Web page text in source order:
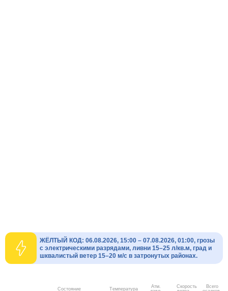
ЖЁЛТЫЙ КОД: 06.08.2026, 15:00 – 07.08.2026, 01:00, грозы
с электрическими разрядами, ливни 15–25 л/кв.м, град и
шквалистый ветер 15–20 м/с в затронутых районах.
Состояние
Температура
Атм.
Скорость
Всего